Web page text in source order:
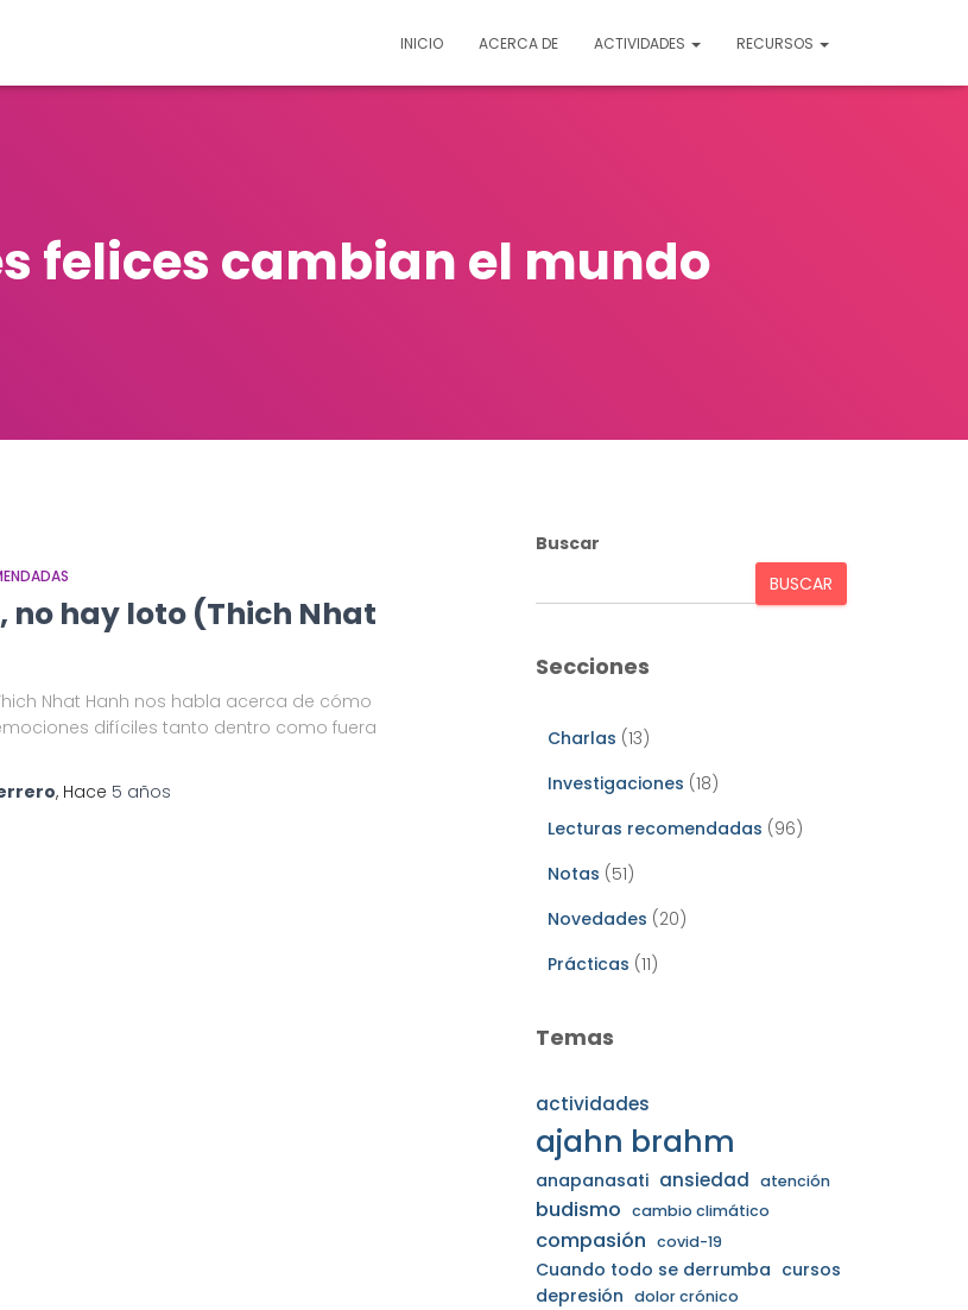
INICIO ACERCA DE ACTIVIDADES RECURSOS
felices cambian el mundo
no hay loto (Thich Nhat
Nhat Hanh nos habla acerca de cómo
difíciles tanto dentro como fuera
, Hace 5 años
Buscar
BUSCAR
Secciones
Charlas (13)
Investigaciones (18)
Lecturas recomendadas (96)
Notas (51)
Novedades (20)
Prácticas (11)
Temas
actividades
ajahn brahm
anapanasati ansiedad atención
budismo cambio climático
compasión covid-19
Cuando todo se derrumba cursos
depresión dolor crónico